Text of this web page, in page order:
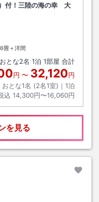
付！三陸の海の幸 大
6畳＋洋間
おとな2名 1泊 1部屋 合計
円 〜 32,120円
おとな1名 (2名1室)｜ 1泊
込 14,300円〜16,060円
を見る